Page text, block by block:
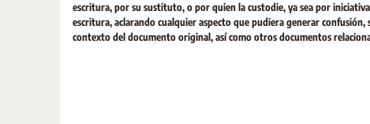
escritura, por su sustituto, o por quien la custodie, ya sea por
escritura, aclarando cualquier aspecto que pudiera generar
contexto del documento original, así como otros documentos